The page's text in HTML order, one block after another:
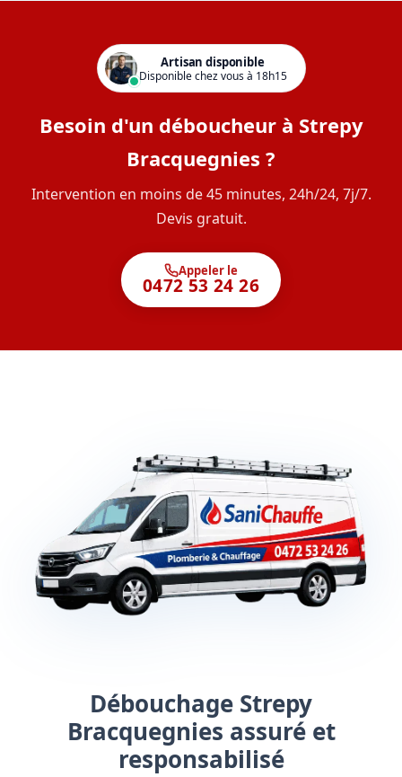
Artisan disponible
Disponible chez vous à 18h15
Besoin d'un déboucheur à Strepy
Bracquegnies ?
Intervention en moins de 45 minutes, 24h/24, 7j/7.
Devis gratuit.
Appeler le
0472 53 24 26
Débouchage Strepy
Bracquegnies assuré et
responsabilisé